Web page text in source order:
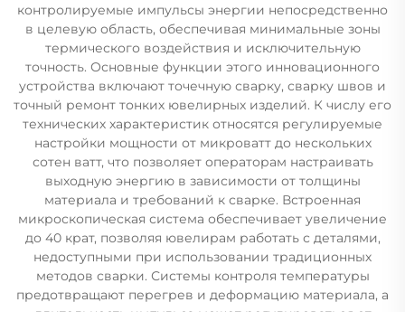
контролируемые импульсы энергии непосредственно
в целевую область, обеспечивая минимальные зоны
термического воздействия и исключительную
точность. Основные функции этого инновационного
устройства включают точечную сварку, сварку швов и
точный ремонт тонких ювелирных изделий. К числу его
технических характеристик относятся регулируемые
настройки мощности от микроватт до нескольких
сотен ватт, что позволяет операторам настраивать
выходную энергию в зависимости от толщины
материала и требований к сварке. Встроенная
микроскопическая система обеспечивает увеличение
до 40 крат, позволяя ювелирам работать с деталями,
недоступными при использовании традиционных
методов сварки. Системы контроля температуры
предотвращают перегрев и деформацию материала, а